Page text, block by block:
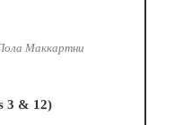
Маккартни
3 & 12)